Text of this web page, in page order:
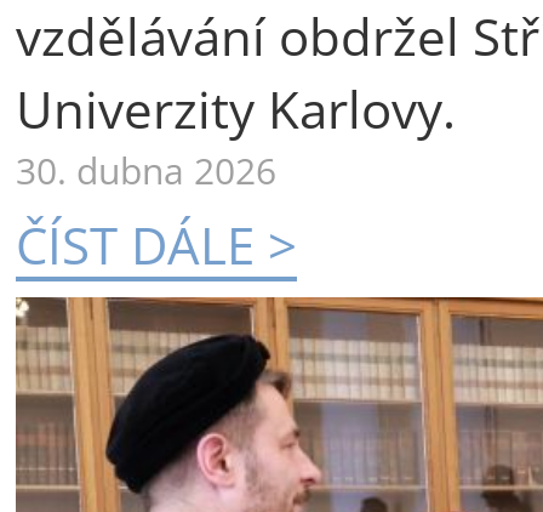
vzdělávání obdržel
Univerzity Karlovy.
30. dubna 2026
ČÍST DÁLE >